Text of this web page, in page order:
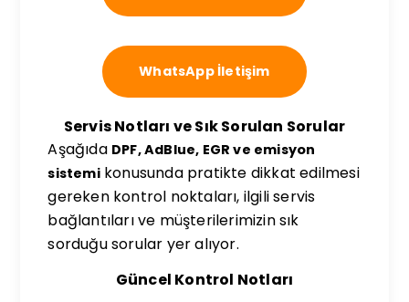
WhatsApp İletişim
Servis Notları ve Sık Sorulan Sorular
Aşağıda DPF, AdBlue, EGR ve emisyon
sistemikonusunda pratikte dikkat edilmesi
gereken kontrol noktaları, ilgili servis
bağlantıları ve müşterilerimizin sık
sorduğu sorular yer alıyor.
Güncel Kontrol Notları